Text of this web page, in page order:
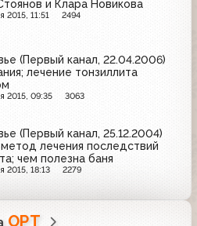
и Клара Новикова
2015, 11:51 2494
(Первый канал, 22.04.2006)
лечение тонзиллита
2015, 09:35 3063
(Первый канал, 25.12.2004)
лечения последствий
чем полезна баня
2015, 18:13 2279
ОРТ